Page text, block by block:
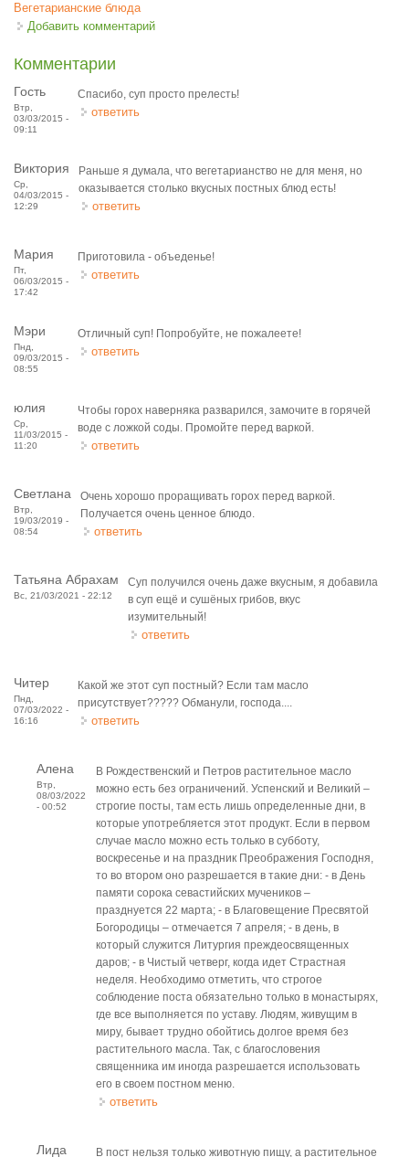
Вегетарианские блюда
Добавить комментарий
Комментарии
Гость
Втр,
03/03/2015 -
09:11
Спасибо, суп просто прелесть!
ответить
Виктория
Ср,
04/03/2015 -
12:29
Раньше я думала, что вегетарианство не для меня, но
оказывается столько вкусных постных блюд есть!
ответить
Мария
Пт,
06/03/2015 -
17:42
Приготовила - объеденье!
ответить
Мэри
Пнд,
09/03/2015 -
08:55
Отличный суп! Попробуйте, не пожалеете!
ответить
юлия
Ср,
11/03/2015 -
11:20
Чтобы горох наверняка разварился, замочите в горячей
воде с ложкой соды. Промойте перед варкой.
ответить
Светлана
Втр,
19/03/2019 -
08:54
Очень хорошо проращивать горох перед варкой.
Получается очень ценное блюдо.
ответить
Татьяна Абрахам
Вс, 21/03/2021 - 22:12
Суп получился очень даже вкусным, я добавила
в суп ещё и сушёных грибов, вкус
изумительный!
ответить
Читер
Пнд,
07/03/2022 -
16:16
Какой же этот суп постный? Если там масло
присутствует????? Обманули, господа....
ответить
Алена
Втр,
08/03/2022
- 00:52
В Рождественский и Петров растительное масло
можно есть без ограничений. Успенский и Великий –
строгие посты, там есть лишь определенные дни, в
которые употребляется этот продукт. Если в первом
случае масло можно есть только в субботу,
воскресенье и на праздник Преображения Господня,
то во втором оно разрешается в такие дни: - в День
памяти сорока севастийских мучеников –
празднуется 22 марта; - в Благовещение Пресвятой
Богородицы – отмечается 7 апреля; - в день, в
который служится Литургия преждеосвященных
даров; - в Чистый четверг, когда идет Страстная
неделя. Необходимо отметить, что строгое
соблюдение поста обязательно только в монастырях,
где все выполняется по уставу. Людям, живущим в
миру, бывает трудно обойтись долгое время без
растительного масла. Так, с благословения
священника им иногда разрешается использовать
его в своем постном меню.
ответить
Лида В пост нельзя только животную пищу, а растительное